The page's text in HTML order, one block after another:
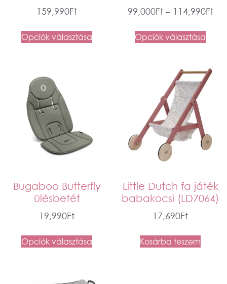
159,990Ft
Opciók választása
99,000Ft – 114,990Ft
Opciók választása
Bugaboo Butterfly
ülésbetét
19,990Ft
Opciók választása
Little Dutch fa játék
babakocsi (LD7064)
17,690Ft
Kosárba teszem